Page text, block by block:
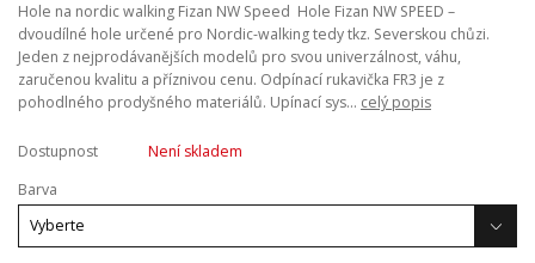
Hole na nordic walking Fizan NW Speed Hole Fizan NW SPEED –
dvoudílné hole určené pro Nordic-walking tedy tkz. Severskou chůzi.
Jeden z nejprodávanějších modelů pro svou univerzálnost, váhu,
zaručenou kvalitu a příznivou cenu. Odpínací rukavička FR3 je z
pohodlného prodyšného materiálů. Upínací sys... celý popis
Dostupnost
Není skladem
Barva